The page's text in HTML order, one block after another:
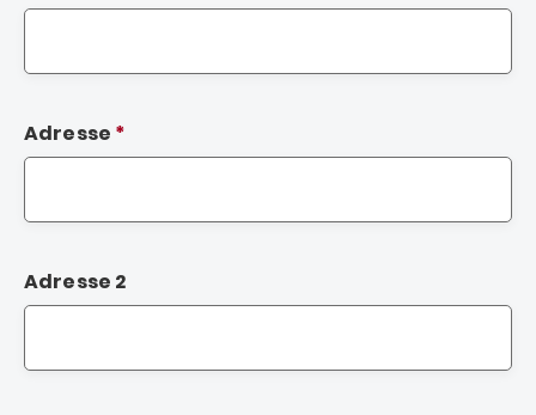
Adresse
Adresse 2